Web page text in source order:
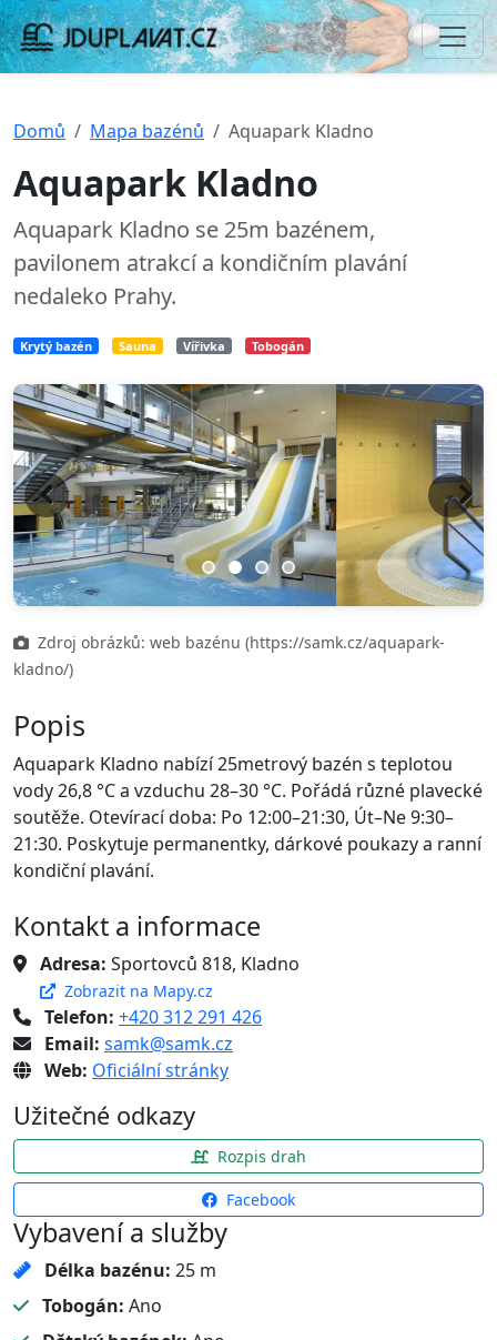
Domů Mapa bazénů Aquapark Kladno
Aquapark Kladno
Aquapark Kladno se 25m bazénem,
pavilonem atrakcí a kondičním plavání
nedaleko Prahy.
Krytý bazén Sauna Vířivka Tobogán
Previous Next
Zdroj obrázků: web bazénu (https://samk.cz/aquapark-
kladno/)
Popis
Aquapark Kladno nabízí 25metrový bazén s teplotou
vody 26,8 °C a vzduchu 28–30 °C. Pořádá různé plavecké
soutěže. Otevírací doba: Po 12:00–21:30, Út–Ne 9:30–
21:30. Poskytuje permanentky, dárkové poukazy a ranní
kondiční plavání.
Kontakt a informace
Adresa: Sportovců 818, Kladno
Zobrazit na Mapy.cz
Telefon: +420 312 291 426
Email: samk@samk.cz
Web: Oficiální stránky
Užitečné odkazy
Rozpis drah
Facebook
Vybavení a služby
Délka bazénu: 25 m
Tobogán: Ano